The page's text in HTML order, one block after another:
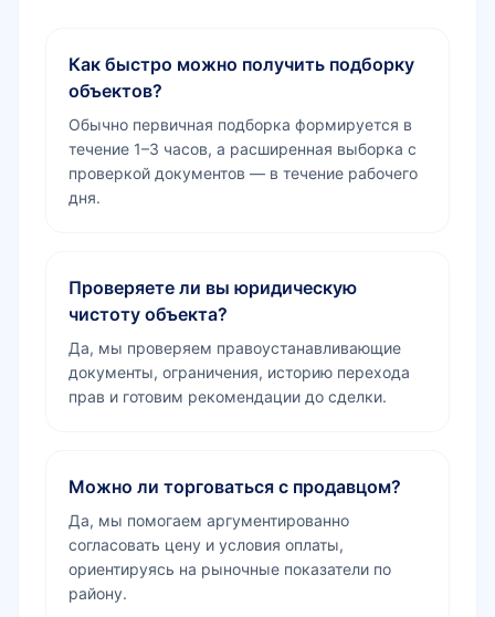
Как быстро можно получить подборку
объектов?
Обычно первичная подборка формируется в
течение 1–3 часов, а расширенная выборка с
проверкой документов — в течение рабочего
дня.
Проверяете ли вы юридическую
чистоту объекта?
Да, мы проверяем правоустанавливающие
документы, ограничения, историю перехода
прав и готовим рекомендации до сделки.
Можно ли торговаться с продавцом?
Да, мы помогаем аргументированно
согласовать цену и условия оплаты,
ориентируясь на рыночные показатели по
району.